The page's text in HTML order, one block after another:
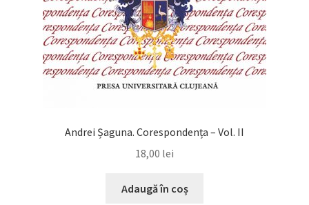
Andrei Șaguna. Corespondența – Vol. II
18,00 lei
Adaugă în coș